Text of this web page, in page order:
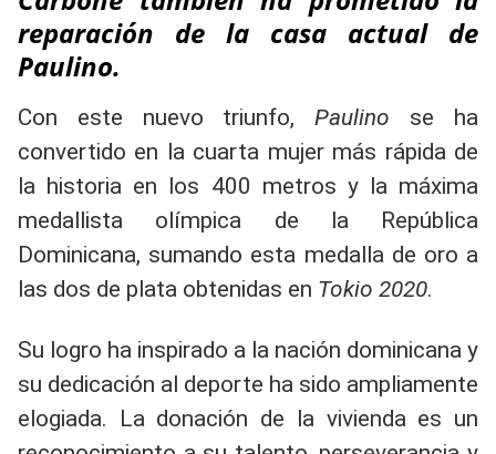
reparación de la casa actual de
Paulino.
Con este nuevo triunfo,Paulino se ha
convertido en la cuarta mujer más rápida de
la historia en los 400 metros y la máxima
medallista olímpica de la República
Dominicana, sumando esta medalla de oro a
las dos de plata obtenidas en Tokio 2020.
Su logro ha inspirado a la nación dominicana y
su dedicación al deporte ha sido ampliamente
elogiada. La donación de la vivienda es un